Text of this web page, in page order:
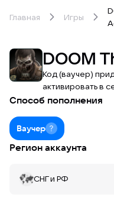
Главная Игры
DOOM
Код (ваучер)
активировать в
Способ пополнения
Ваучер
Регион аккаунта
СНГ и РФ